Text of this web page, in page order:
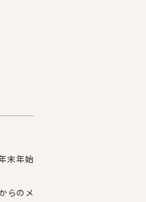
末年始
らのメ